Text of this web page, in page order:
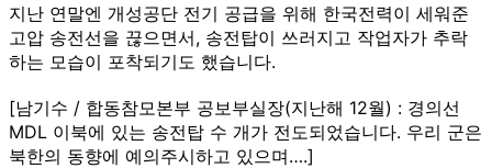
지난 연말엔 개성공단 전기 공급을 위해 한국전력이 세워준
고압 송전선을 끊으면서, 송전탑이 쓰러지고 작업자가 추락
하는 모습이 포착되기도 했습니다.
[남기수 / 합동참모본부 공보부실장(지난해 12월) : 경의선
MDL 이북에 있는 송전탑 수 개가 전도되었습니다. 우리 군은
북한의 동향에 예의주시하고 있으며….]